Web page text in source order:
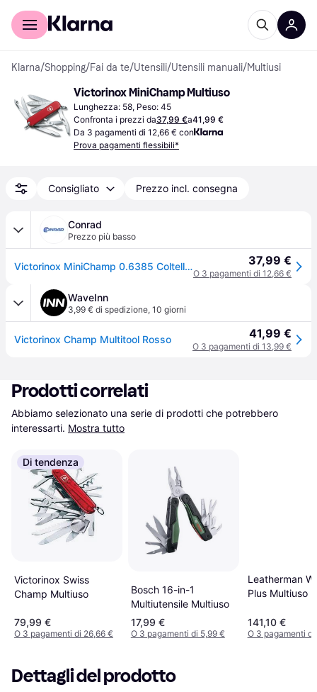
Per il tuo shopping
Klarna/Shopping/Fai da te/Utensili/Utensili manuali/Multiusi
Victorinox MiniChamp Multiuso
Lunghezza: 58, Peso: 45
Confronta i prezzi da37,99 €a41,99 €
Da 3 pagamenti di 12,66 € con
Prova pagamenti flessibili*
Consigliato Prezzo incl. consegna
Conrad
Prezzo più basso
Victorinox MiniChamp 0.6385 Coltellino svizzero Numero funzioni 16 Rosso 37,99 €
O 3 pagamenti di 12,66 €
WaveInn
3,99 € di spedizione, 10 giorni
Victorinox Champ Multitool Rosso 41,99 €
O 3 pagamenti di 13,99 €
Prodotti correlati
Abbiamo selezionato una serie di prodotti che potrebbero
interessarti. Mostra tutto
Di tendenza
Victorinox Swiss
Champ Multiuso
79,99 €
O 3 pagamenti di 26,66 €
Bosch 16-in-1
Multiutensile Multiuso
17,99 €
O 3 pagamenti di 5,99 €
Leatherman
Plus Multiuso
141,10 €
O 3 pagamenti
Dettagli del prodotto